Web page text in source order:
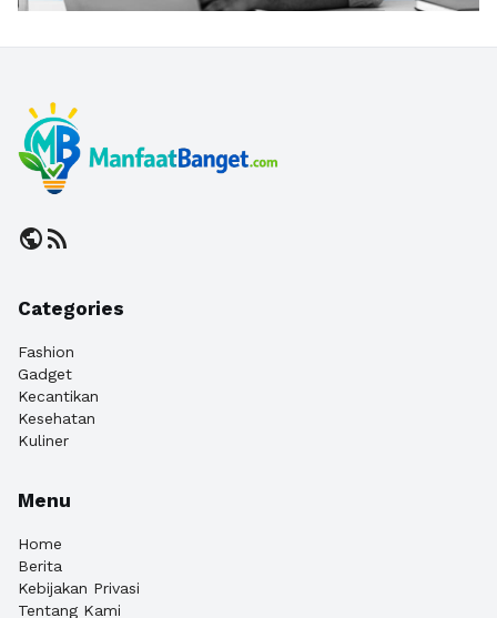
publicrss_feed
Categories
Fashion
Gadget
Kecantikan
Kesehatan
Kuliner
Menu
Home
Berita
Kebijakan Privasi
Tentang Kami